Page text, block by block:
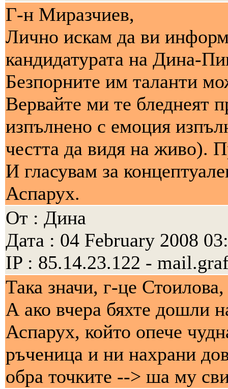
Г-н Mиpaзчиeв,
Лично искам да ви
кандидатурата на Дина-
Безпорните им таланти
Вервайте ми те бледнеят
изпълнено с емоция
честта да видя на живо).
И гласувам за
Аспарух.
От : Дина
Дата : 04 February 2008
IP : 85.14.23.122 -
Така значи, г-це
А ако вчера бяхте дошли
Аспарух, който опече
ръченица и ни нахрани
обра точките --> ша му